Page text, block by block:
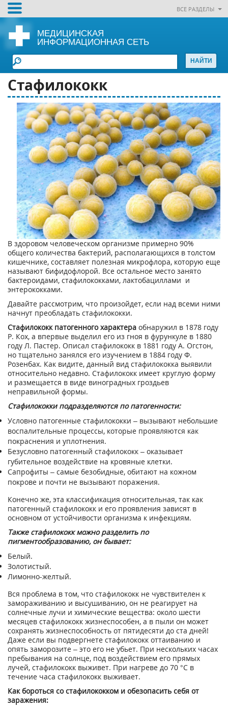
ВСЕ РАЗДЕЛЫ
МЕДИЦИНСКАЯ
ИНФОРМАЦИОННАЯ СЕТЬ
Стафилококк
В здоровом человеческом организме примерно 90%
общего количества бактерий, располагающихся в толстом
кишечнике, составляет полезная микрофлора, которую еще
называют бифидофлорой. Все остальное место занято
бактероидами, стафилококками, лактобациллами и
энтерококками.
Давайте рассмотрим, что произойдет, если над всеми ними
начнут преобладать стафилококки.
Стафилококк патогенного характера обнаружил в 1878 году
Р. Кох, а впервые выделил его из гноя в фурункуле в 1880
году Л. Пастер. Описал стафилококк в 1881 году А. Огстон,
но тщательно занялся его изучением в 1884 году Ф.
Розенбах. Как видите, данный вид стафилококка выявили
относительно недавно. Стафилококк имеет круглую форму
и размещается в виде виноградных гроздьев
неправильной формы.
Стафилококки подразделяются по патогенности:
Условно патогенные стафилококки – вызывают небольшие
воспалительные процессы, которые проявляются как
покраснения и уплотнения.
Безусловно патогенный стафилококк – оказывает
губительное воздействие на кровяные клетки.
Сапрофиты – самые безобидные, обитают на кожном
покрове и почти не вызывают поражения.
Конечно же, эта классификация относительная, так как
патогенный стафилококк и его проявления зависят в
основном от устойчивости организма к инфекциям.
Также стафилококк можно разделить по
пигментообразованию, он бывает:
Белый.
Золотистый.
Лимонно-желтый.
Вся проблема в том, что стафилококк не чувствителен к
замораживанию и высушиванию, он не реагирует на
солнечные лучи и химические вещества: около шести
месяцев стафилококк жизнеспособен, а в пыли он может
сохранять жизнеспособность от пятидесяти до ста дней!
Даже если вы подвергнете стафилококк оттаиванию и
опять заморозите – это его не убьет. При нескольких часах
пребывания на солнце, под воздействием его прямых
лучей, стафилококк выживет. При нагреве до 70 °C в
течение часа стафилококк выживает.
Как бороться со стафилококком и обезопасить себя от
заражения: